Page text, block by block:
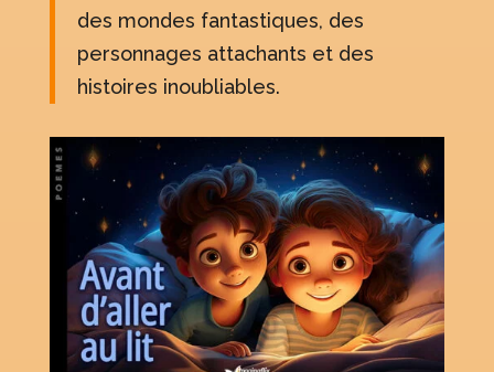
des mondes fantastiques, des
personnages attachants et des
histoires inoubliables.